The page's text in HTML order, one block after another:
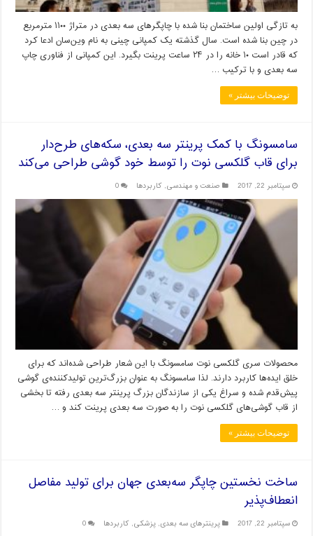
به تازگی اولین ساختمان بنا شده با چاپگرهای سه بعدی در متراژ ۱۱۰۰ مترمربع
در چین بنا شده است. سال گذشته یک کمپانی چینی به نام وین‌سان ادعا کرد
که قادر است ۱۰ خانه را در ۲۴ ساعت پرینت بگیرد. این کمپانی از فناوری چاپ
سه بعدی و با ترکیب …
توضیحات بیشتر »
سامسونگ با کمک پرینتر سه بعدی، سکه‌های طرح‌دار
برای قاب گلکسی نوت را توسط خود گوشی طراحی می‌کند
سپتامبر 22, 2017 صنعت و مهندسی, کاربردها 0
محصولات سری گلکسی نوت سامسونگ با این شعار طراحی شده‌اند که برای
خلق ایده‌ها کاربرد دارند. لذا سامسونگ به عنوان بزرگ‌ترین تولیدکننده‌ی گوشی
پیش‌قدم شده و سراغ یکی از سازندگان بزرگ پرینتر سه بعدی رفته تا بخشی
از قاب گوشی‌های گلکسی نوت را به صورت سه بعدی پرینت کند و …
توضیحات بیشتر »
ساخت نخستین چاپگر سه‌بعدی جهان برای تولید مفاصل
انعطاف‌پذیر
سپتامبر 22, 2017 پرینترهای سه بعدی,پزشکی, کاربردها 0